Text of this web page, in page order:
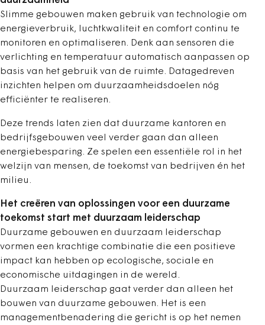
Slimme gebouwen maken gebruik van technologie om
energie­verbruik, luchtkwaliteit en comfort continu te
monitoren en optimaliseren. Denk aan sensoren die
verlichting en temperatuur automatisch aanpassen op
basis van het gebruik van de ruimte. Datagedreven
inzichten helpen om duurzaamheidsdoelen nóg
efficiënter te realiseren.
Deze trends laten zien dat duurzame kantoren en
bedrijfsgebouwen veel verder gaan dan alleen
energiebesparing. Ze spelen een essentiële rol in het
welzijn van mensen, de toekomst van bedrijven én het
milieu.
Het creëren van oplossingen voor een duurzame
toekomst start met duurzaam leiderschap
Duurzame gebouwen en duurzaam leiderschap
vormen een krachtige combinatie die een positieve
impact kan hebben op ecologische, sociale en
economische uitdagingen in de wereld.
Duurzaam leiderschap gaat verder dan alleen het
bouwen van duurzame gebouwen. Het is een
managementbenadering die gericht is op het nemen